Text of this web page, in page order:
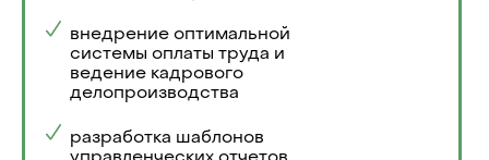
внедрение оптимальной
системы оплаты труда и
ведение кадрового
делопроизводства
разработка шаблонов